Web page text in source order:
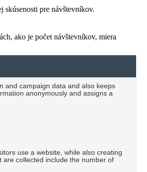
pre návštevníkov.
ako je počet návštevníkov, miera
and campaign data and also keeps
anonymously and assigns a
use a website, while also creating
collected include the number of